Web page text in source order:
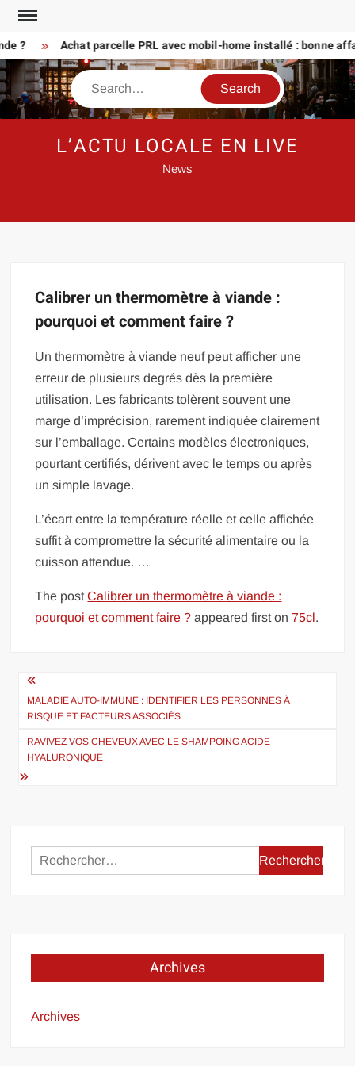
Skip
content
? Achat parcelle PRL avec mobil-home installé : bonne
Search
L’ACTU LOCALE EN LIVE
News
Calibrer un thermomètre à viande :
pourquoi et comment faire ?
Un thermomètre à viande neuf peut afficher une
erreur de plusieurs degrés dès la première
utilisation. Les fabricants tolèrent souvent une
marge d’imprécision, rarement indiquée clairement
sur l’emballage. Certains modèles électroniques,
pourtant certifiés, dérivent avec le temps ou après
un simple lavage.
L’écart entre la température réelle et celle affichée
suffit à compromettre la sécurité alimentaire ou la
cuisson attendue. …
The postCalibrer un thermomètre à viande :
pourquoi et comment faire ? appeared first on75cl.
Navigation
de
l’article
MALADIE AUTO-IMMUNE : IDENTIFIER LES PERSONNES À
RISQUE ET FACTEURS ASSOCIÉS
RAVIVEZ VOS CHEVEUX AVEC LE SHAMPOING ACIDE
HYALURONIQUE
Rechercher :
Archives
Archives